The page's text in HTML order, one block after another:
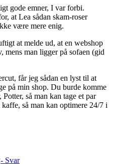
gode emner, I var forbi.
at Lea sådan skam-roser
være mere enig.
at melde ud, at en webshop
mens man ligger på sofaen (gid
får jeg sådan en lyst til at
på min shop. Du burde komme
så man kan tage et par
så man kan optimere 24/7 i
- Svar